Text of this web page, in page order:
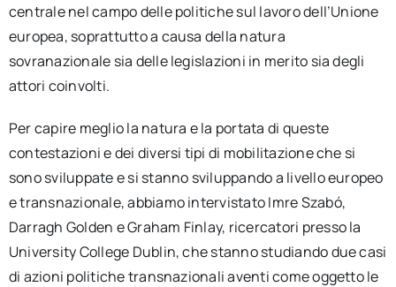
centrale nel campo delle politiche sul lavoro dell’Unione
europea, soprattutto a causa della natura
sovranazionale sia delle legislazioni in merito sia degli
attori coinvolti.
Per capire meglio la natura e la portata di queste
contestazioni e dei diversi tipi di mobilitazione che si
sono sviluppate e si stanno sviluppando a livello europeo
e transnazionale, abbiamo intervistato Imre Szabó,
Darragh Golden e Graham Finlay, ricercatori presso la
University College Dublin, che stanno studiando due casi
di azioni politiche transnazionali aventi come oggetto le